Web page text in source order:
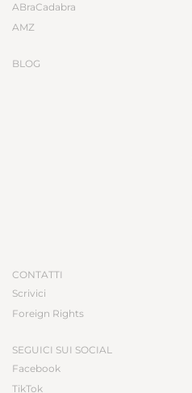
ABraCadabra
AMZ
BLOG
CONTATTI
Scrivici
Foreign Rights
SEGUICI SUI SOCIAL
Facebook
TikTok